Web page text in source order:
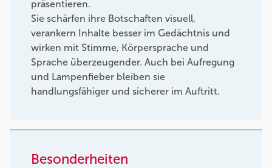
präsentieren.
Sie schärfen ihre Botschaften visuell,
verankern Inhalte besser im Gedächtnis und
wirken mit Stimme, Körpersprache und
Sprache überzeugender. Auch bei Aufregung
und Lampenfieber bleiben sie
handlungsfähiger und sicherer im Auftritt.
Besonderheiten